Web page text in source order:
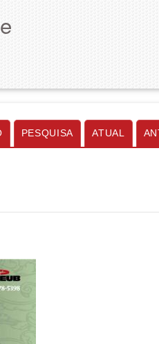
PESQUISA ATUAL